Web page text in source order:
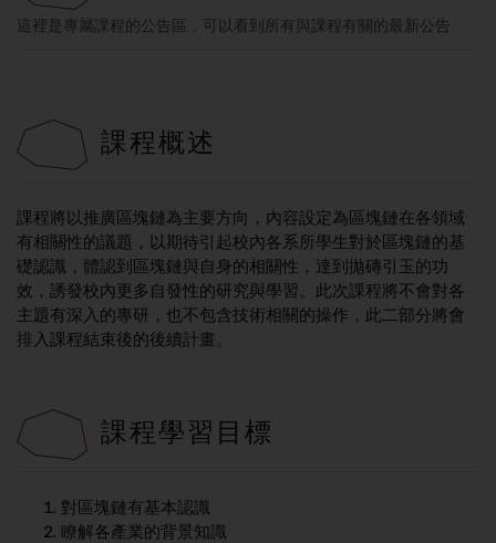
這裡是專屬課程的公告區，可以看到所有與課程有關的最新公告
課程概述
課程將以推廣區塊鏈為主要方向，內容設定為區塊鏈在各領域
有相關性的議題，以期待引起校內各系所學生對於區塊鏈的基
礎認識，體認到區塊鏈與自身的相關性，達到拋磚引玉的功
效，誘發校內更多自發性的研究與學習。此次課程將不會對各
主題有深入的專研，也不包含技術相關的操作，此二部分將會
排入課程結束後的後續計畫。
課程學習目標
對區塊鏈有基本認識
瞭解各產業的背景知識